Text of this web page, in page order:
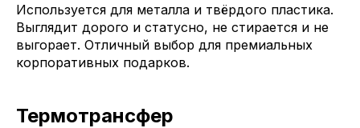
Используется для металла и твёрдого пластика.
Выглядит дорого и статусно, не стирается и не
выгорает. Отличный выбор для премиальных
корпоративных подарков.
Термотрансфер